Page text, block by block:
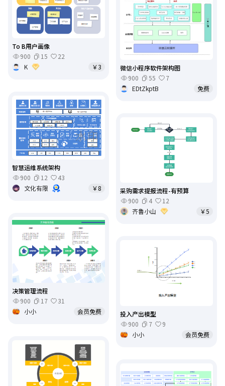
微信小程序软件架构图
900
55
7
EDtZkptB
免费
To B用户画像
900
15
22
K
￥3
智慧运维系统架构
900
12
43
文化有限
￥8
采购需求提报流程-有预算
900
4
12
齐鲁小山
￥5
决策管理流程
900
17
31
小小
会员免费
投入产出模型
900
7
9
小小
会员免费